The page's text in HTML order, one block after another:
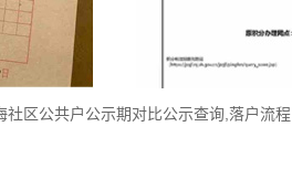
社区公共户公示期对比公示查询,落户流程